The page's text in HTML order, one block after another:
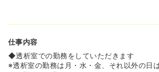
仕事内容
◆透析室での勤務をしていただきます
※透析室の勤務は月・水・金、それ以外の日